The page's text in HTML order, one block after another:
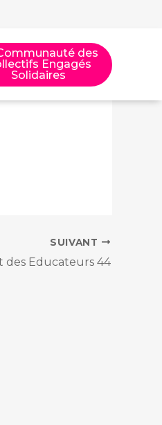
des
Engagés
Solidaires
SUIVANT
des Educateurs 44